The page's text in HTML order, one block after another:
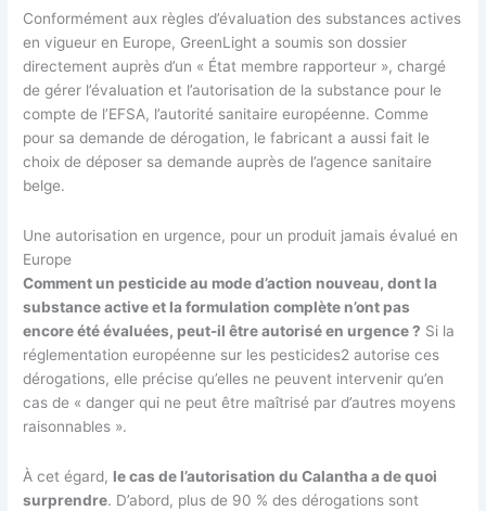
Conformément aux règles d’évaluation des substances actives
en vigueur en Europe, GreenLight a soumis son dossier
directement auprès d’un « État membre rapporteur », chargé
de gérer l’évaluation et l’autorisation de la substance pour le
compte de l’EFSA, l’autorité sanitaire européenne. Comme
pour sa demande de dérogation, le fabricant a aussi fait le
choix de déposer sa demande auprès de l’agence sanitaire
belge.
Une autorisation en urgence, pour un produit jamais évalué en
Europe
Comment un pesticide au mode d’action nouveau, dont la
substance active et la formulation complète n’ont pas
encore été évaluées, peut-il être autorisé en urgence ? Si la
réglementation européenne sur les pesticides2 autorise ces
dérogations, elle précise qu’elles ne peuvent intervenir qu’en
cas de « danger qui ne peut être maîtrisé par d’autres moyens
raisonnables ».
À cet égard, le cas de l’autorisation du Calantha a de quoi
surprendre. D’abord, plus de 90 % des dérogations sont